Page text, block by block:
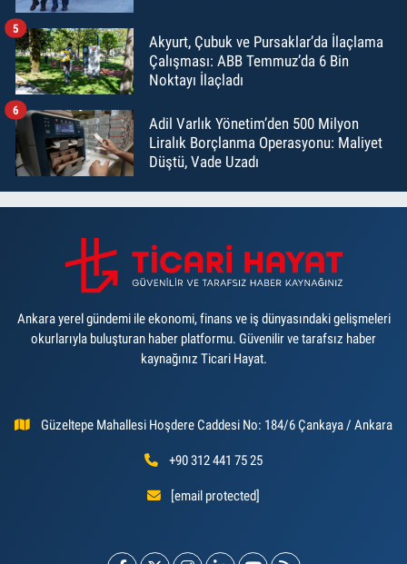
Akyurt, Çubuk ve Pursaklar’da İlaçlama
Çalışması: ABB Temmuz’da 6 Bin
Noktayı İlaçladı
5
Adil Varlık Yönetim’den 500 Milyon
Liralık Borçlanma Operasyonu: Maliyet
Düştü, Vade Uzadı
6
Ankara yerel gündemi ile ekonomi, finans ve iş dünyasındaki gelişmeleri
okurlarıyla buluşturan haber platformu. Güvenilir ve tarafsız haber
kaynağınız Ticari Hayat.
Güzeltepe Mahallesi Hoşdere Caddesi No: 184/6 Çankaya / Ankara
+90 312 441 75 25
[email protected]